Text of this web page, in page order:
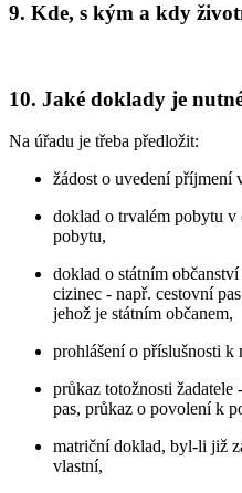
9. Kde, s kým a kdy
10. Jaké doklady je
Na úřadu je třeba předložit:
žádost o uvedení příjmení
doklad o trvalém pobytu
pobytu,
doklad o státním
cizinec - např. cestovní
jehož je státním občanem,
prohlášení o příslušnosti k
průkaz totožnosti žadatele
pas, průkaz o povolení k
matriční doklad, byl-li již
vlastní,